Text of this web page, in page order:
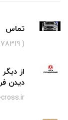
تماس
( 09122878319 )**( 09122343165 )
از
دیدن